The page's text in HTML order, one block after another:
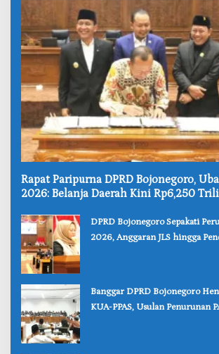
‎Rapat Paripurna DPRD Bojonegoro,
2026: Belanja Daerah Kini Rp6,250
‎DPRD Bojonegoro Sepakati
2026, Anggaran JLS hingga
‎Banggar DPRD Bojonegoro
KUA-PPAS, Usulan Penurunan